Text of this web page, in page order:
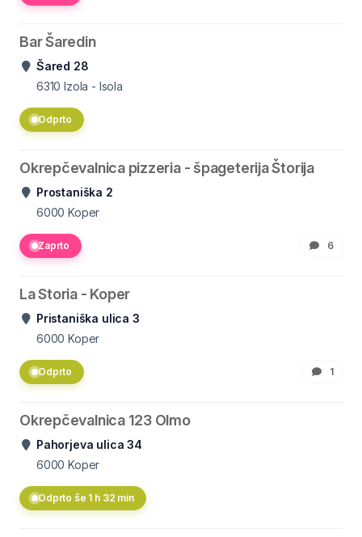
Bar Šaredin
Šared 28
6310 Izola - Isola
Odprto
Okrepčevalnica pizzeria - špageterija Štorija
Prostaniška 2
6000 Koper
Zaprto 6
La Storia - Koper
Pristaniška ulica 3
6000 Koper
Odprto 1
Okrepčevalnica 123 Olmo
Pahorjeva ulica 34
6000 Koper
Odprto še 1 h 32 min